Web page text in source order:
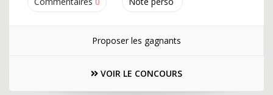
Proposer les gagnants
VOIR LE CONCOURS